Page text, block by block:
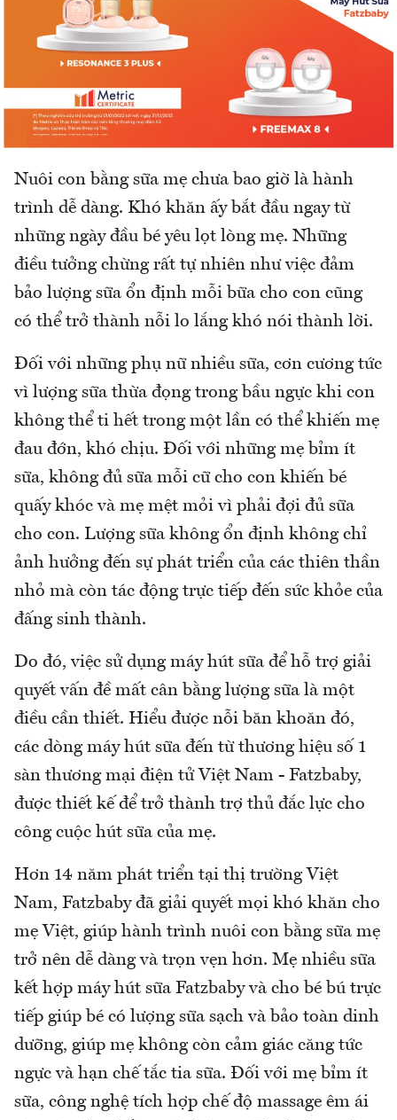
Nuôi con bằng sữa mẹ chưa bao giờ là hành
trình dễ dàng. Khó khăn ấy bắt đầu ngay từ
những ngày đầu bé yêu lọt lòng mẹ. Những
điều tưởng chừng rất tự nhiên như việc đảm
bảo lượng sữa ổn định mỗi bữa cho con cũng
có thể trở thành nỗi lo lắng khó nói thành lời.
Đối với những phụ nữ nhiều sữa, cơn cương tức
vì lượng sữa thừa đọng trong bầu ngực khi con
không thể ti hết trong một lần có thể khiến mẹ
đau đớn, khó chịu. Đối với những mẹ bỉm ít
sữa, không đủ sữa mỗi cữ cho con khiến bé
quấy khóc và mẹ mệt mỏi vì phải đợi đủ sữa
cho con. Lượng sữa không ổn định không chỉ
ảnh hưởng đến sự phát triển của các thiên thần
nhỏ mà còn tác động trực tiếp đến sức khỏe của
đấng sinh thành.
Do đó, việc sử dụng máy hút sữa để hỗ trợ giải
quyết vấn đề mất cân bằng lượng sữa là một
điều cần thiết. Hiểu được nỗi băn khoăn đó,
các dòng máy hút sữa đến từ thương hiệu số 1
sàn thương mại điện tử Việt Nam - Fatzbaby,
được thiết kế để trở thành trợ thủ đắc lực cho
công cuộc hút sữa của mẹ.
Hơn 14 năm phát triển tại thị trường Việt
Nam, Fatzbaby đã giải quyết mọi khó khăn cho
mẹ Việt, giúp hành trình nuôi con bằng sữa mẹ
trở nên dễ dàng và trọn vẹn hơn. Mẹ nhiều sữa
kết hợp máy hút sữa Fatzbaby và cho bé bú trực
tiếp giúp bé có lượng sữa sạch và bảo toàn dinh
dưỡng, giúp mẹ không còn cảm giác căng tức
ngực và hạn chế tắc tia sữa. Đối với mẹ bỉm ít
sữa, công nghệ tích hợp chế độ massage êm ái